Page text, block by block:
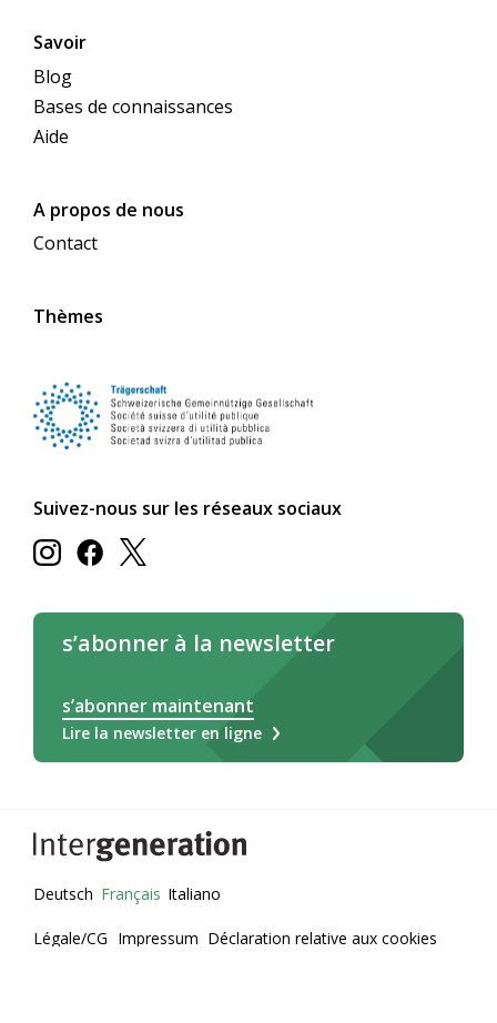
Savoir
Blog
Bases de connaissances
Aide
A propos de nous
Contact
Thèmes
Suivez-nous sur les réseaux sociaux
s’abonner à la newsletter
s’abonner maintenant
Lire la newsletter en ligne
Légale/CG Impressum Déclaration relative aux cookies
Deutsch Français Italiano